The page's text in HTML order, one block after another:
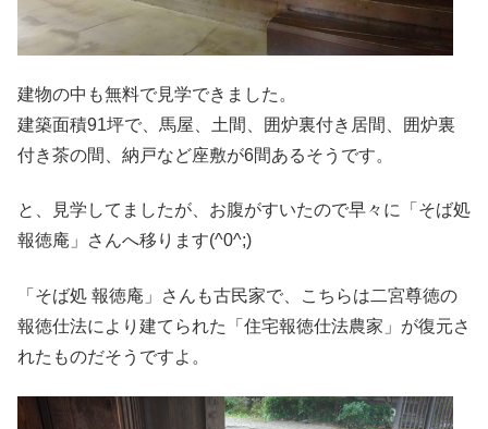
建物の中も無料で見学できました。
建築面積91坪で、馬屋、土間、囲炉裏付き居間、囲炉裏
付き茶の間、納戸など座敷が6間あるそうです。
と、見学してましたが、お腹がすいたので早々に「そば処
報徳庵」さんへ移ります(^0^;)
「そば処 報徳庵」さんも古民家で、こちらは二宮尊徳の
報徳仕法により建てられた「住宅報徳仕法農家」が復元さ
れたものだそうですよ。